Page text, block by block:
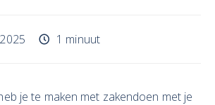
1 minuut
je te maken met zakendoen met je